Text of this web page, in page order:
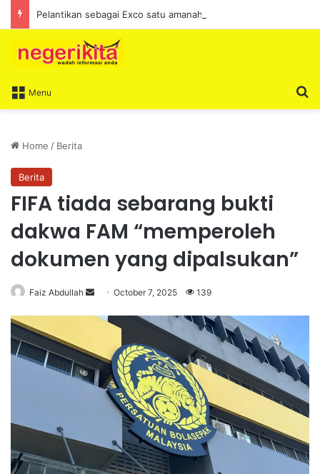
Menu
Home / Berita
Berita
FIFA tiada sebarang bukti
dakwa FAM “memperoleh
dokumen yang dipalsukan”
Faiz Abdullah
a
n
i
October 7, 2025 139